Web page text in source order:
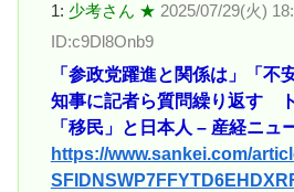
1: 少考さん ★ 2025/07/29(火)
ID:c9Dl8Onb9
「参政党躍進と関係は」「不
知事に記者ら質問繰り返す
「移民」と日本人 – 産経ニュ
https://www.sankei.com/